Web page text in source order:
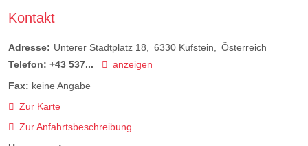
Kontakt
Adresse: Unterer Stadtplatz 18 6330 Kufstein
Österreich
Telefon: +43 537...
anzeigen
Fax: keine Angabe
Zur Karte
Zur Anfahrtsbeschreibung